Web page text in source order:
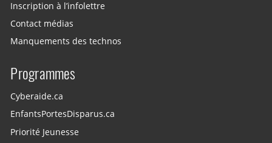
Inscription à l’infolettre
Contact médias
Manquements des technos
Programmes
Cyberaide.ca
EnfantsPortesDisparus.ca
Priorité Jeunesse